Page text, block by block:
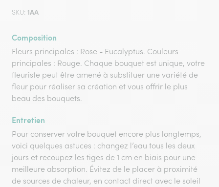
SKU: 1AA
Composition
Fleurs principales : Rose - Eucalyptus. Couleurs
principales : Rouge. Chaque bouquet est unique, votre
fleuriste peut être amené à substituer une variété de
fleur pour réaliser sa création et vous offrir le plus
beau des bouquets.
Entretien
Pour conserver votre bouquet encore plus longtemps,
voici quelques astuces : changez l’eau tous les deux
jours et recoupez les tiges de 1 cm en biais pour une
meilleure absorption. Évitez de le placer à proximité
de sources de chaleur, en contact direct avec le soleil